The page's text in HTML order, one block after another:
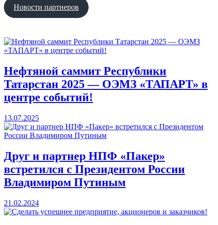
Новости партнеров
Нефтяной саммит Республики
Татарстан 2025 — ОЭМЗ «ТАПАРТ» в
центре событий!
13.07.2025
Друг и партнер НПФ «Пакер»
встретился с Президентом России
Владимиром Путиным
21.02.2024